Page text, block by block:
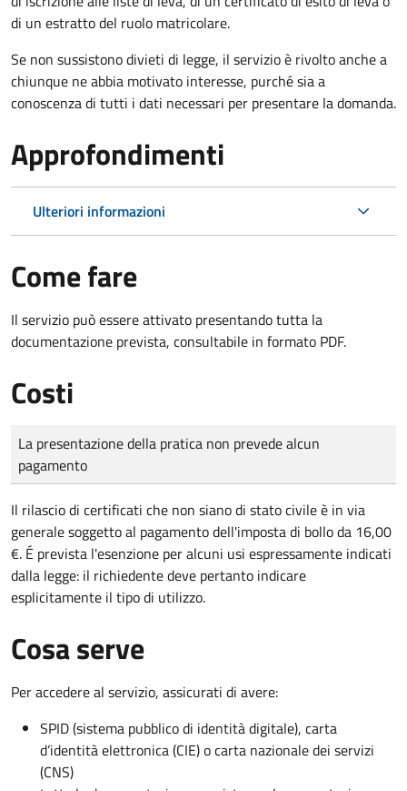
di un estratto del ruolo matricolare.
Se non sussistono divieti di legge, il servizio è rivolto anche a
chiunque ne abbia motivato interesse, purché sia a
conoscenza di tutti i dati necessari per presentare la domanda.
Approfondimenti
Ulteriori informazioni
Come fare
Il servizio può essere attivato presentando tutta la
documentazione prevista, consultabile in formato PDF.
Costi
Tipo di pagamento
Importo
La presentazione della pratica non prevede alcun
pagamento
Il rilascio di certificati che non siano di stato civile è in via
generale soggetto al pagamento dell'imposta di bollo da 16,00
€. É prevista l'esenzione per alcuni usi espressamente indicati
dalla legge: il richiedente deve pertanto indicare
esplicitamente il tipo di utilizzo.
Cosa serve
Per accedere al servizio, assicurati di avere:
SPID (sistema pubblico di identità digitale), carta
d’identità elettronica (CIE) o carta nazionale dei servizi
(CNS)